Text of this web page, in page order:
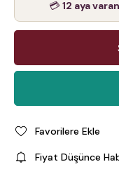
💳 12 aya
Favorilere Ekle
Fiyat Düşünce